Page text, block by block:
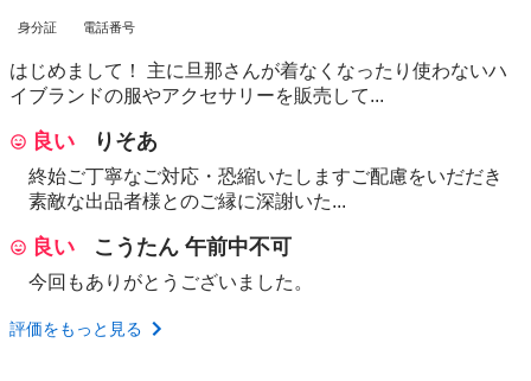
身分証 電話番号
はじめまして！ 主に旦那さんが着なくなったり使わないハ
イブランドの服やアクセサリーを販売して...
良い りそあ
終始ご丁寧なご対応・恐縮いたしますご配慮をいだだき
素敵な出品者様とのご縁に深謝いた...
良い こうたん 午前中不可
今回もありがとうございました。
評価をもっと見る